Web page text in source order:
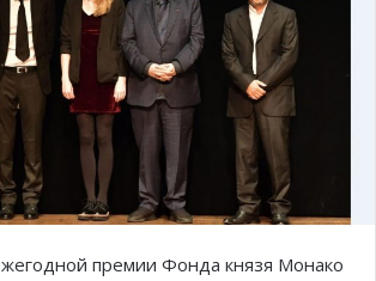
премии Фонда князя Монако